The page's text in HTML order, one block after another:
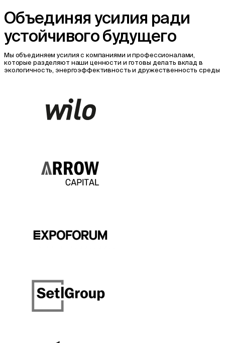
Объединяя усилия ради
устойчивого будущего
Мы объединяем усилия с компаниями и профессионалами,
которые разделяют наши ценности и готовы делать вклад в
экологичность, энергоэффективность и дружественность среды